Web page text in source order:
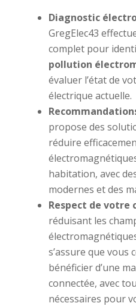
Diagnostic
GregElec43
complet pour
pollution
évaluer l’état de
électrique actuelle.
propose des
réduire
habitation, avec
modernes et des
Respect de votre
réduisant les
s’assure que vous
bénéficier d’une
connectée, avec
nécessaires pour